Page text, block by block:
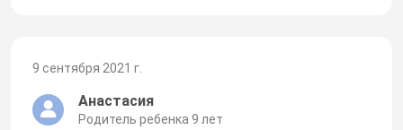
9 сентября 2021 г.
Анастасия
Родитель ребенка 9 лет